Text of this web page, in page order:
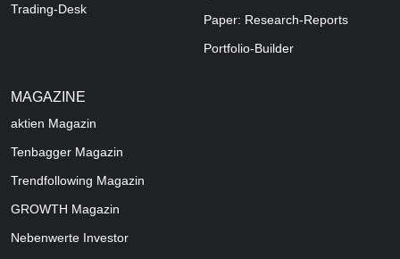
Trading-Desk
Paper: Research-Reports
Portfolio-Builder
MAGAZINE
aktien Magazin
Tenbagger Magazin
Trendfollowing Magazin
GROWTH Magazin
Nebenwerte Investor